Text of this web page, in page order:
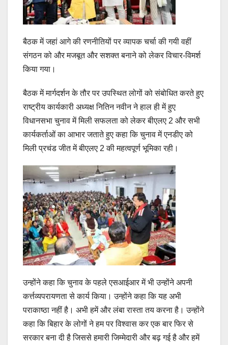
‎बैठक में जहां आगे की रणनीतियों पर व्यापक चर्चा की गयी वहीं
संगठन को और मजबूत और सशक्त बनाने को लेकर विचार-विमर्श
किया गया।
‎बैठक में मार्गदर्शन के तौर पर उपस्थित लोगों को संबोधित करते हुए
राष्ट्रीय कार्यकारी अध्यक्ष नितिन नवीन ने हाल ही में हुए
विधानसभा चुनाव में मिली सफलता को लेकर बीएलए 2 और सभी
कार्यकर्ताओं का आभार जताते हुए कहा कि चुनाव में एनडीए को
मिली प्रचंड जीत में बीएलए 2 की महत्वपूर्ण भूमिका रही।
‎उन्होंने कहा कि चुनाव के पहले एसआईआर में भी उन्होंने अपनी
कर्त्तव्यपरायणता से कार्य किया। उन्होंने कहा कि यह अभी
पराकाष्ठा नहीं है। अभी हमें और लंबा रास्ता तय करना है। उन्होंने
कहा कि बिहार के लोगों ने हम पर विश्वास कर एक बार फिर से
सरकार बना दी है जिससे हमारी जिम्मेदारी और बढ़ गई है और हमें